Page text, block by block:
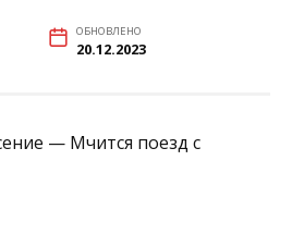
ОБНОВЛЕНО
20.12.2023
— Мчится поезд с